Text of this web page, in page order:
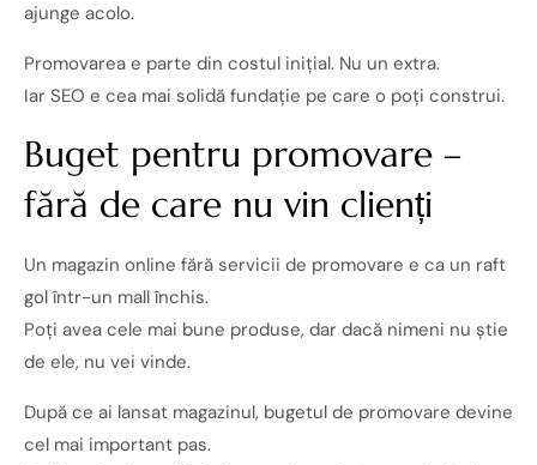
ajunge acolo.
Promovarea e parte din costul inițial. Nu un extra.
Iar SEO e cea mai solidă fundație pe care o poți construi.
Buget pentru promovare –
fără de care nu vin clienți
Un magazin online fără servicii de promovare e ca un raft
gol într-un mall închis.
Poți avea cele mai bune produse, dar dacă nimeni nu știe
de ele, nu vei vinde.
După ce ai lansat magazinul, bugetul de promovare devine
cel mai important pas.